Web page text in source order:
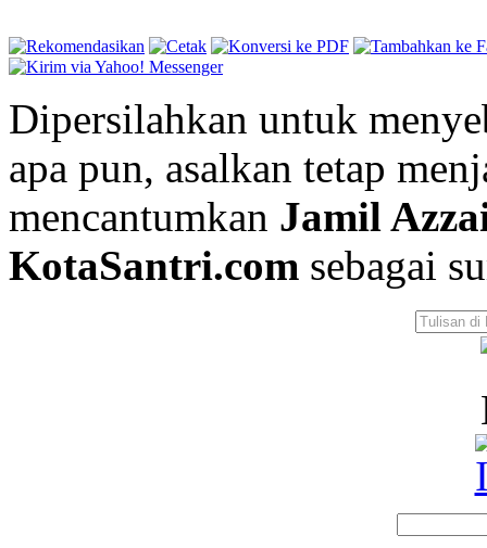
Dipersilahkan untuk
apa pun, asalkan tetap
mencantumkan Jamil
KotaSantri.com sebagai